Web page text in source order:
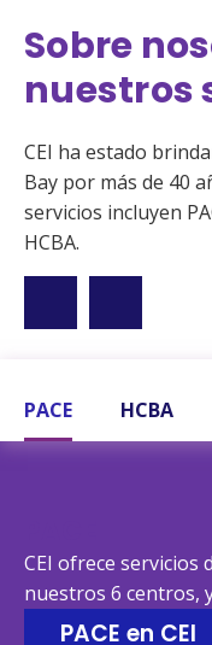
Sobre
nuestros
CEI ha estado
Bay por más de 40
servicios incluyen
HCBA.
PACE HCBA
CEI ofrece servicios
nuestros 6 centros,
PACE en CEI